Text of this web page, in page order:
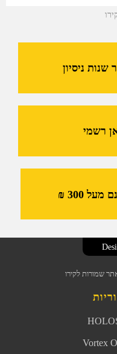
שדה
המאפשר
(KA-
ניסיון
רשמי
300 ₪
שמורות לקירו
Vortex